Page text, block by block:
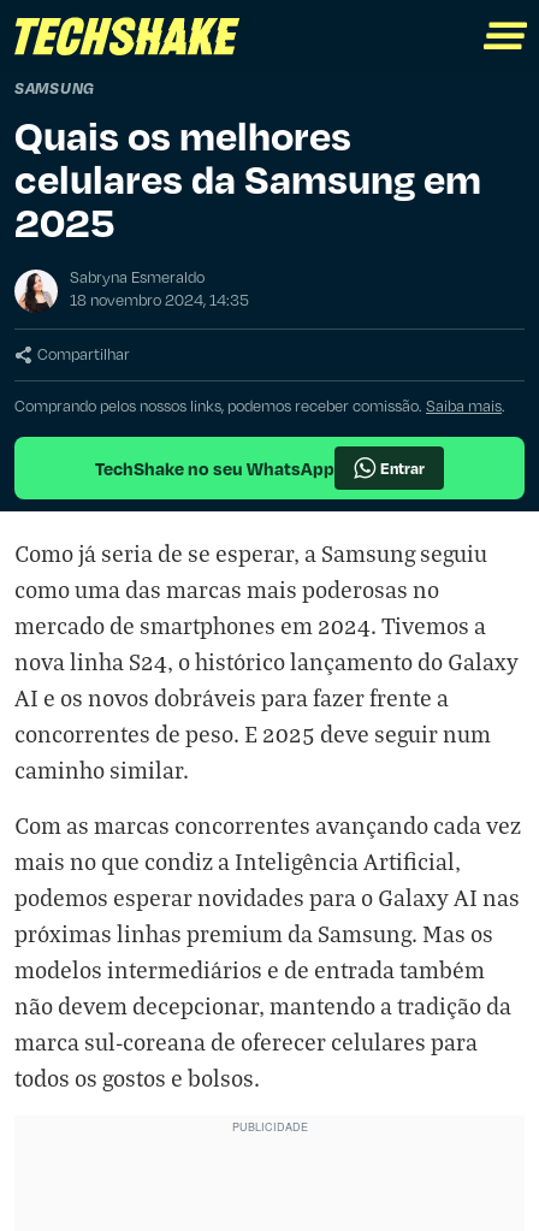
SAMSUNG
Quais os melhores
celulares da Samsung em
2025
Sabryna Esmeraldo
18 novembro 2024, 14:35
Compartilhar
Comprando pelos nossos links, podemos receber comissão. Saiba mais.
TechShake no seu WhatsApp Entrar
Como já seria de se esperar, a Samsung seguiu
como uma das marcas mais poderosas no
mercado de smartphones em 2024. Tivemos a
nova linha S24, o histórico lançamento do Galaxy
AI e os novos dobráveis para fazer frente a
concorrentes de peso. E 2025 deve seguir num
caminho similar.
Com as marcas concorrentes avançando cada vez
mais no que condiz a Inteligência Artificial,
podemos esperar novidades para o Galaxy AI nas
próximas linhas premium da Samsung. Mas os
modelos intermediários e de entrada também
não devem decepcionar, mantendo a tradição da
marca sul-coreana de oferecer celulares para
todos os gostos e bolsos.